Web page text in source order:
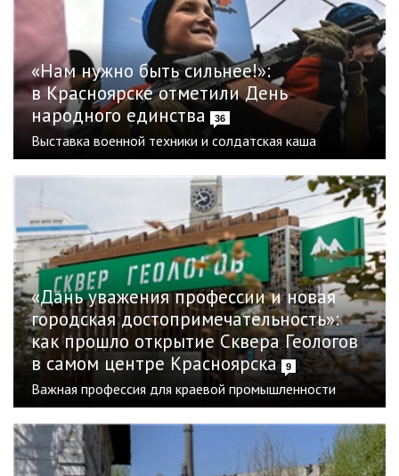
«Нам нужно быть сильнее!»:
в Красноярске отметили День
народного единства
36
Выставка военной техники и солдатская каша
«Дань уважения профессии и новая
городская достопримечательность»:
как прошло открытие Сквера Геологов
в самом центре Красноярска
9
Важная профессия для краевой промышленности